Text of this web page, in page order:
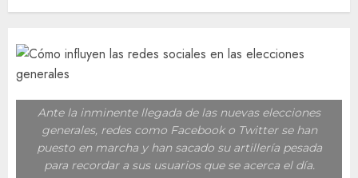
Ante la inminente llegada de las nuevas elecciones
generales, redes como Facebook o Twitter se han
puesto en marcha y han sacado su artillería pesada
para recordar a sus usuarios que se acerca el día.